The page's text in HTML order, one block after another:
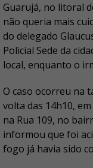
Guarujá, no litoral
não queria mais
do delegado
Policial Sede da
local, enquanto o
O caso ocorreu na
volta das 14h10,
na Rua 109, no
informou que foi
fogo já havia sido